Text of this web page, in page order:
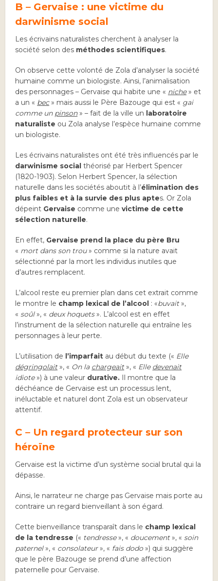
B – Gervaise : une victime du
darwinisme social
Les écrivains naturalistes cherchent à analyser la
société selon des méthodes scientifiques.
On observe cette volonté de Zola d’analyser la société
humaine comme un biologiste. Ainsi, l’animalisation
des personnages – Gervaise qui habite une « niche» et
a un « bec» mais aussi le Père Bazouge qui est « gai
comme un pinson » – fait de la ville un laboratoire
naturaliste ou Zola analyse l’espèce humaine comme
un biologiste.
Les écrivains naturalistes ont été très influencés par le
darwinisme social théorisé par Herbert Spencer
(1820-1903). Selon Herbert Spencer, la sélection
naturelle dans les sociétés aboutit à l’élimination des
plus faibles et à la survie des plus aptes. Or Zola
dépeint Gervaise comme unevictime de cette
sélection naturelle.
En effet, Gervaise prend la place du père Bru
« mort dans son trou» comme si la nature avait
sélectionné par la mort les individus inutiles que
d’autres remplacent.
L’alcool reste eu premier plan dans cet extrait comme
le montre le champ lexical de l’alcool : «buvait»,
« soûl», « deux hoquets». L’alcool est en effet
l’instrument de la sélection naturelle qui entraîne les
personnages à leur perte.
L’utilisation de l’imparfait au début du texte (« Elle
dégringolait», « On la chargeait», « Elle devenait
idiote») à une valeur durative. Il montre que la
déchéance de Gervaise est un processus lent,
inéluctable et naturel dont Zola est un observateur
attentif.
C – Un regard protecteur sur son
héroïne
Gervaise est la victime d’un système social brutal qui la
dépasse.
Ainsi, le narrateur ne charge pas Gervaise mais porte au
contraire un regard bienveillant à son égard.
Cette bienveillance transparaît dans le champ lexical
de la tendresse (« tendresse», « doucement», « soin
paternel», « consolateur», « fais dodo») qui suggère
que le père Bazouge se prend d’une affection
paternelle pour Gervaise.